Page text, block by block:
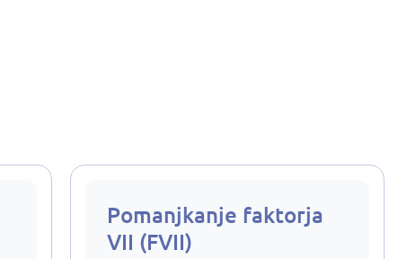
Pomanjkanje faktorja
VII (FVII)